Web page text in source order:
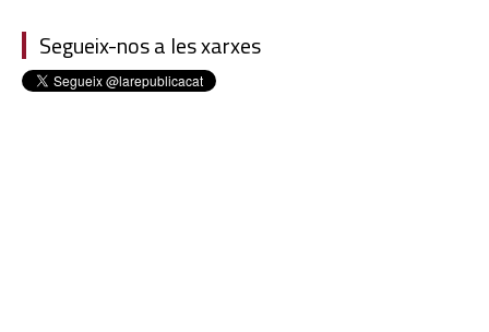
Segueix-nos a les xarxes